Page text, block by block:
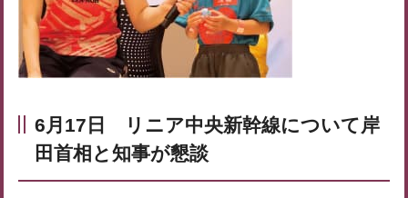
6月17日 リニア中央新幹線について岸
田首相と知事が懇談